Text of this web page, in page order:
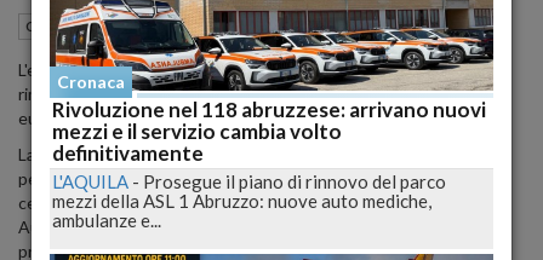
Cronaca Pescara (PE) 22 Gennaio 2024 09:33
L'ente annuncia un progetto di intervento, ma la data di riapertura
rimane incerta. I lavori di consolidamento costeranno 1,5 milioni di
euro. Possibile sconto sui pedaggi A14 per i pendolari.
La Galleria San Silvestro, tra Pescara e Francavilla, rimarrà chiusa
per altri 4 mesi a causa dei lavori di consolidamento delle pareti di
cemento, necessari per evitare futuri crolli. L'Azienda Nazionale
Autonoma delle Strade (Anas) ha dichiarato che il progetto è
pronto, ma non fornisce una data certa per la riapertura.
Cronaca
Rivoluzione nel 118 abruzzese: arrivano nuovi
mezzi e il servizio cambia volto
definitivamente
L'AQUILA - Prosegue il piano di rinnovo del parco
mezzi della ASL 1 Abruzzo: nuove auto mediche,
ambulanze e...